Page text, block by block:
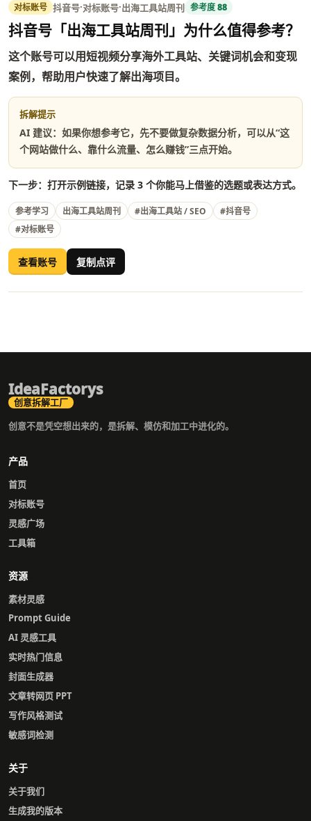
对标账号 抖音号·对标账号·出海工具站周刊 参考度 88
抖音号「出海工具站周刊」为什么值得参考？
这个账号可以用短视频分享海外工具站、关键词机会和变现
案例，帮助用户快速了解出海项目。
拆解提示
AI 建议：如果你想参考它，先不要做复杂数据分析，可以从“这
个网站做什么、靠什么流量、怎么赚钱”三点开始。
下一步：打开示例链接，记录 3 个你能马上借鉴的选题或表达方式。
参考学习 出海工具站周刊 #出海工具站 / SEO
#抖音号
#对标账号
查看账号 复制点评
IdeaFactorys
创意拆解工厂
创意不是凭空想出来的，是拆解、模仿和加工中进化的。
产品
首页
对标账号
灵感广场
工具箱
资源
素材灵感
Prompt Guide
AI 灵感工具
实时热门信息
封面生成器
文章转网页 PPT
写作风格测试
敏感词检测
关于
关于我们
生成我的版本